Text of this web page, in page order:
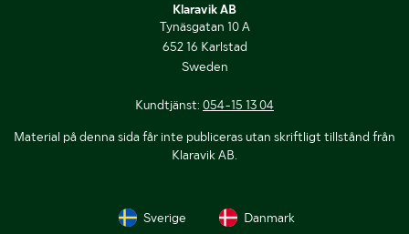
Klaravik AB
Tynäsgatan 10 A
652 16 Karlstad
Sweden
Kundtjänst: 054-15 13 04
Material på denna sida får inte publiceras utan skriftligt tillstånd från
Klaravik AB.
Sverige Danmark